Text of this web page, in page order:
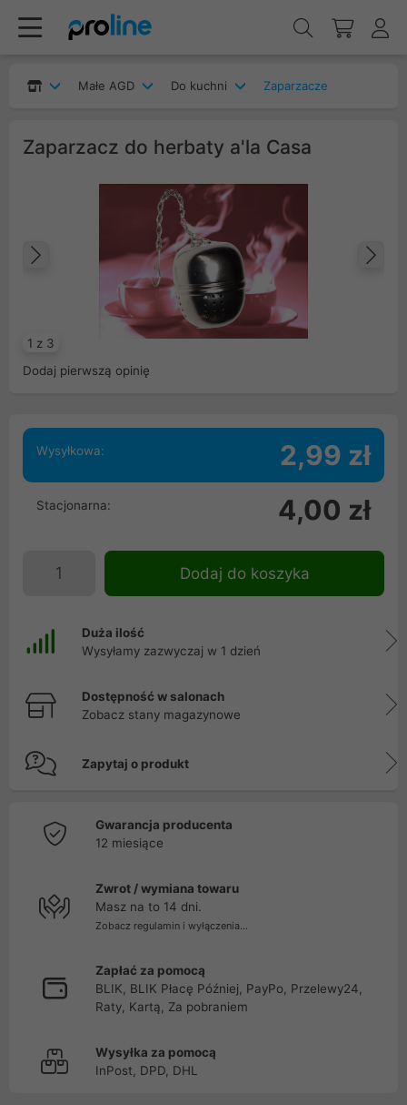
Małe AGD Do kuchni Zaparzacze
Zaparzacz do herbaty a'la Casa
1 z 3
Poprzedni
Dodaj pierwszą opinię
Wysyłkowa: 2,99 zł
Stacjonarna: 4,00 zł
Dodaj do koszyka
Duża ilość
Wysyłamy zazwyczaj w 1 dzień
Dostępność w salonach
Zobacz stany magazynowe
Zapytaj o produkt
Gwarancja producenta
12 miesiące
Zwrot / wymiana towaru
Masz na to 14 dni.
Zobacz regulamin i wyłączenia...
Zapłać za pomocą
BLIK, BLIK Płacę Później, PayPo, Przelewy24,
Raty, Kartą, Za pobraniem
Wysyłka za pomocą
InPost, DPD, DHL